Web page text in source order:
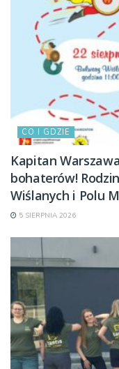
CO I GDZIE
Kapitan
bohaterów!
Wiślanych i Polu
5 SIERPNIA 2026